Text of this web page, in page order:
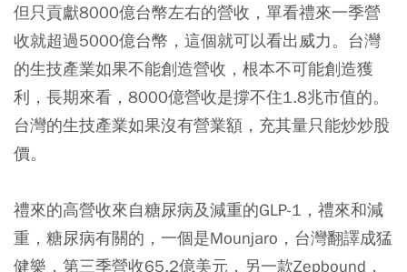
但只貢獻8000億台幣左右的營收，單看禮來一季營
收就超過5000億台幣，這個就可以看出威力。台灣
的生技產業如果不能創造營收，根本不可能創造獲
利，長期來看，8000億營收是撐不住1.8兆市值的。
台灣的生技產業如果沒有營業額，充其量只能炒炒股
價。
禮來的高營收來自糖尿病及減重的GLP-1，禮來和減
重，糖尿病有關的，一個是Mounjaro，台灣翻譯成猛
健樂，第三季營收65.2億美元，另一款Zepbound，